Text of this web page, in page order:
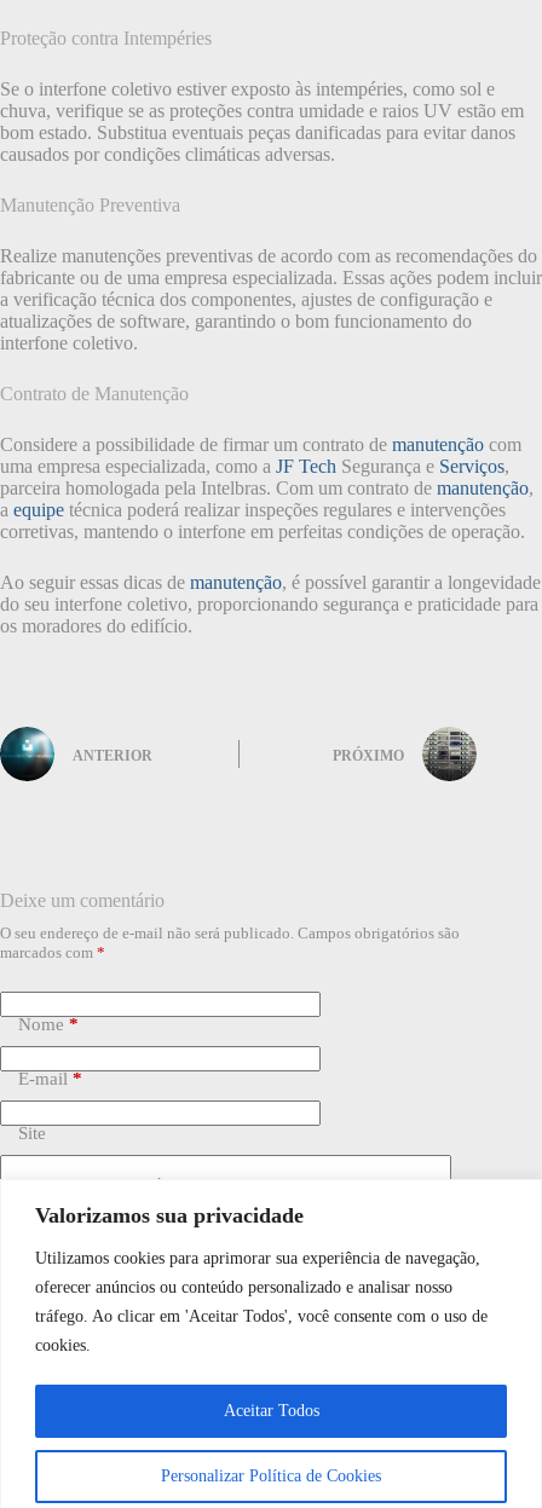
Valorizamos sua privacidade
Utilizamos cookies para aprimorar sua experiência de navegação,
oferecer anúncios ou conteúdo personalizado e analisar nosso
tráfego. Ao clicar em 'Aceitar Todos', você consente com o uso de
cookies.
Personalizar Política de Cookies
Aceitar Todos
Proteção contra Intempéries
Se o interfone coletivo estiver exposto às intempéries, como sol e
chuva, verifique se as proteções contra umidade e raios UV estão em
bom estado. Substitua eventuais peças danificadas para evitar danos
causados por condições climáticas adversas.
Manutenção Preventiva
Realize manutenções preventivas de acordo com as recomendações do
fabricante ou de uma empresa especializada. Essas ações podem incluir
a verificação técnica dos componentes, ajustes de configuração e
atualizações de software, garantindo o bom funcionamento do
interfone coletivo.
Contrato de Manutenção
Considere a possibilidade de firmar um contrato de manutenção com
uma empresa especializada, como a JF Tech Segurança e Serviços,
parceira homologada pela Intelbras. Com um contrato de manutenção,
a equipe técnica poderá realizar inspeções regulares e intervenções
corretivas, mantendo o interfone em perfeitas condições de operação.
Ao seguir essas dicas de manutenção, é possível garantir a longevidade
do seu interfone coletivo, proporcionando segurança e praticidade para
os moradores do edifício.
ANTERIOR PRÓXIMO
Deixe um comentário
O seu endereço de e-mail não será publicado. Campos obrigatórios são
marcados com *
Nome *
E-mail *
Site
Adicionar comentário
Salvar meu nome, e-mail e site neste navegador para a
próxima vez que eu comentar.
Publicar comentário
WhatsApp JF Tech
Vamos conversar e descobrir como
podemos ajudá-lo hoje?